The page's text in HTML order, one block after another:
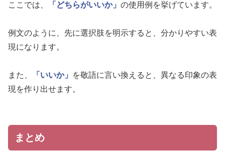
ここでは、
「どちらがいいか」 の使用例を挙げています。
例文のように、先に選択肢を明示すると、分かりやすい表
現になります。
また、 「いいか」
を敬語に言い換えると、異なる印象の表
現を作り出せます。
まとめ